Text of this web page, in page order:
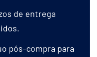
de entrega
pós-compra para